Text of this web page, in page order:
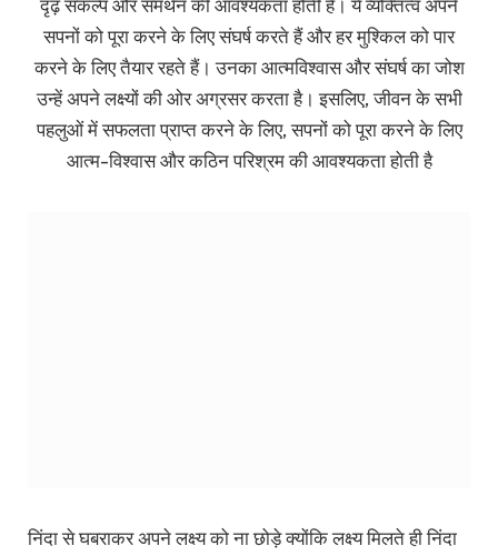
दृढ़ संकल्प और समर्थन की आवश्यकता होती है। ये व्यक्तित्व अपने
सपनों को पूरा करने के लिए संघर्ष करते हैं और हर मुश्किल को पार
करने के लिए तैयार रहते हैं। उनका आत्मविश्वास और संघर्ष का जोश
उन्हें अपने लक्ष्यों की ओर अग्रसर करता है। इसलिए, जीवन के सभी
पहलुओं में सफलता प्राप्त करने के लिए, सपनों को पूरा करने के लिए
आत्म-विश्वास और कठिन परिश्रम की आवश्यकता होती है
निंदा से घबराकर अपने लक्ष्य को ना छोड़े क्योंकि लक्ष्य मिलते ही निंदा